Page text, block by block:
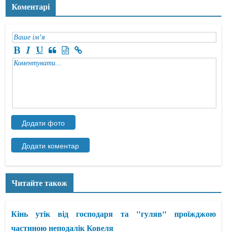
Коментарі
Читайте також
Кінь утік від господаря та "гуляв" проїжджою
частиною неподалік Ковеля